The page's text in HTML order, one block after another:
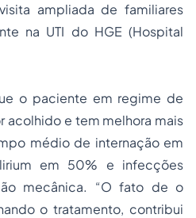
ampliada de familiares
na UTI do HGE (Hospital
o paciente em regime de
acolhido e tem melhora mais
médio de internação em
em 50% e infecções
mecânica. “O fato de o
o tratamento, contribui